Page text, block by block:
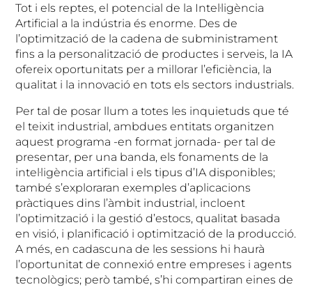
Tot i els reptes, el potencial de la Intel·ligència
Artificial a la indústria és enorme. Des de
l’optimització de la cadena de subministrament
fins a la personalització de productes i serveis, la IA
ofereix oportunitats per a millorar l’eficiència, la
qualitat i la innovació en tots els sectors industrials.
Per tal de posar llum a totes les inquietuds que té
el teixit industrial, ambdues entitats organitzen
aquest programa -en format jornada- per tal de
presentar, per una banda, els fonaments de la
intel·ligència artificial i els tipus d’IA disponibles;
també s’exploraran exemples d’aplicacions
pràctiques dins l’àmbit industrial, incloent
l’optimització i la gestió d’estocs, qualitat basada
en visió, i planificació i optimització de la producció.
A més, en cadascuna de les sessions hi haurà
l’oportunitat de connexió entre empreses i agents
tecnològics; però també, s’hi compartiran eines de